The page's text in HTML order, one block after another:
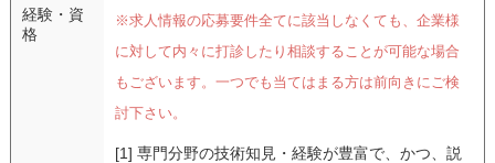
経験・資
格
※求人情報の応募要件全てに該当しなくても、企業様
に対して内々に打診したり相談することが可能な場合
もございます。一つでも当てはまる方は前向きにご検
討下さい。
[1] 専門分野の技術知見・経験が豊富で、かつ、説